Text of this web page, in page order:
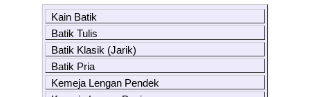
Kain Batik
Batik Tulis
Batik Klasik (Jarik)
Batik Pria
Kemeja Lengan Pendek